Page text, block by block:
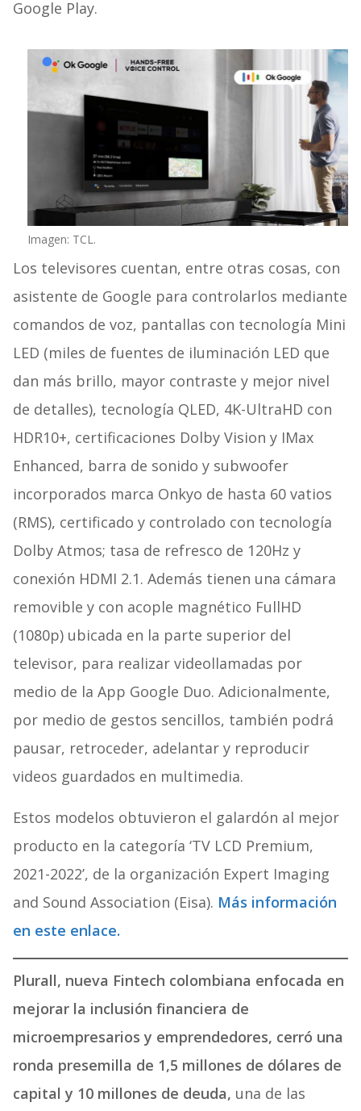
Google Play.
Imagen: TCL.
Los televisores cuentan, entre otras cosas, con
asistente de Google para controlarlos mediante
comandos de voz, pantallas con tecnología Mini
LED (miles de fuentes de iluminación LED que
dan más brillo, mayor contraste y mejor nivel
de detalles), tecnología QLED, 4K-UltraHD con
HDR10+, certificaciones Dolby Vision y IMax
Enhanced, barra de sonido y subwoofer
incorporados marca Onkyo de hasta 60 vatios
(RMS), certificado y controlado con tecnología
Dolby Atmos; tasa de refresco de 120Hz y
conexión HDMI 2.1. Además tienen una cámara
removible y con acople magnético FullHD
(1080p) ubicada en la parte superior del
televisor, para realizar videollamadas por
medio de la App Google Duo. Adicionalmente,
por medio de gestos sencillos, también podrá
pausar, retroceder, adelantar y reproducir
videos guardados en multimedia.
Estos modelos obtuvieron el galardón al mejor
producto en la categoría ‘TV LCD Premium,
2021-2022’, de la organización Expert Imaging
and Sound Association (Eisa). Más información
en este enlace.
Plurall, nueva Fintech colombiana enfocada en
mejorar la inclusión financiera de
microempresarios y emprendedores, cerró una
ronda presemilla de 1,5 millones de dólares de
capital y 10 millones de deuda, una de las